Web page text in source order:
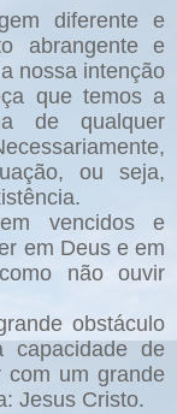
diferente e
abrangente e
nossa intenção
que temos a
de qualquer
ou seja,
vencidos e
em Deus e em
não ouvir
obstáculo
de
com um grande
Jesus Cristo.